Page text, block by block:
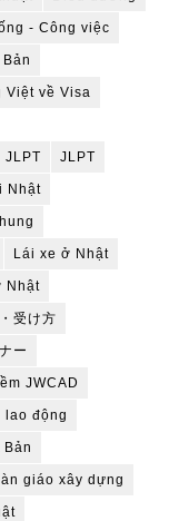
- Công việc
Việt về Visa
JLPT JLPT
Nhật
Lái xe ở Nhật
Nhật
受け方
ー
JWCAD
lao động
giáo xây dựng